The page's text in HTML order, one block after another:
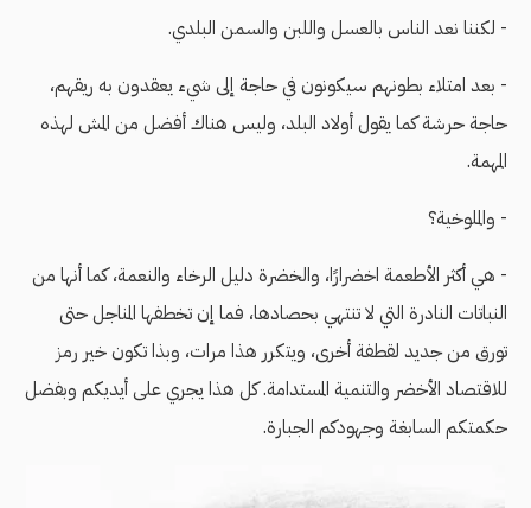
- لكننا نعد الناس بالعسل واللبن والسمن البلدي.
- بعد امتلاء بطونهم سيكونون في حاجة إلى شيء يعقدون به ريقهم،
حاجة حرشة كما يقول أولاد البلد، وليس هناك أفضل من المش لهذه
المهمة.
- والملوخية؟
- هي أكثر الأطعمة اخضرارًا، والخضرة دليل الرخاء والنعمة، كما أنها من
النباتات النادرة التي لا تنتهي بحصادها، فما إن تخطفها المناجل حتى
تورق من جديد لقطفة أخرى، ويتكرر هذا مرات، وبذا تكون خير رمز
للاقتصاد الأخضر والتنمية المستدامة. كل هذا يجري على أيديكم وبفضل
حكمتكم السابغة وجهودكم الجبارة.